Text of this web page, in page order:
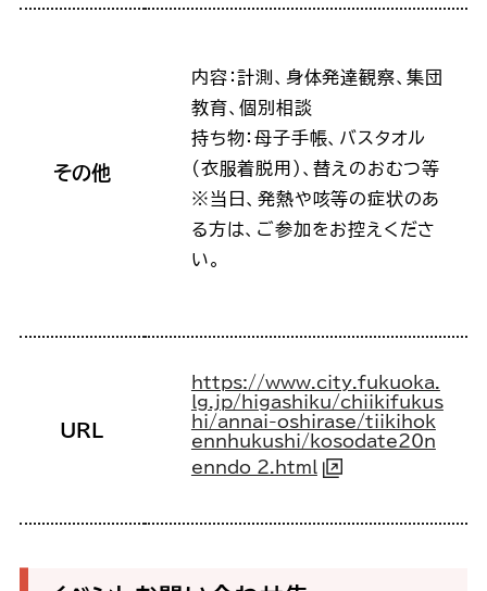
その他
内容：計測、身体発達観察、集団
教育、個別相談
持ち物：母子手帳、バスタオル
(衣服着脱用)、替えのおむつ等
※当日、発熱や咳等の症状のあ
る方は、ご参加をお控えくださ
い。
URL
https://www.city.fukuoka.
lg.jp/higashiku/chiikifukus
hi/annai-oshirase/tiikihok
ennhukushi/kosodate20n
enndo_2.html